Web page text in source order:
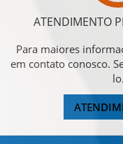
ATENDIMENTO
Para maiores
em contato conosco.
lo.